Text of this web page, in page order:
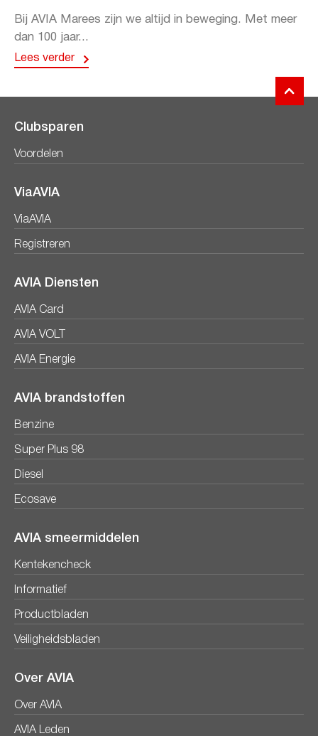
Bij AVIA Marees zijn we altijd in beweging. Met meer
dan 100 jaar...
Lees verder
Clubsparen
Voordelen
ViaAVIA
ViaAVIA
Registreren
AVIA Diensten
AVIA Card
AVIA VOLT
AVIA Energie
AVIA brandstoffen
Benzine
Super Plus 98
Diesel
Ecosave
AVIA smeermiddelen
Kentekencheck
Informatief
Productbladen
Veiligheidsbladen
Over AVIA
Over AVIA
AVIA Leden